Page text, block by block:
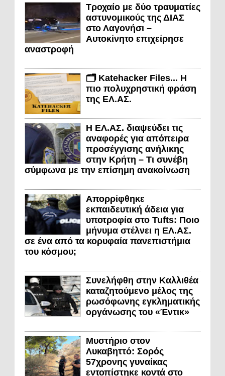
Τροχαίο με δύο τραυματίες
αστυνομικούς της ΔΙΑΣ
στο Λαγονήσι –
Αυτοκίνητο επιχείρησε
αναστροφή
🗂️ Katehacker Files... Η
πιο πολυχρηστική φράση
της ΕΛ.ΑΣ.
Η ΕΛ.ΑΣ. διαψεύδει τις
αναφορές για απόπειρα
προσέγγισης ανήλικης
στην Κρήτη – Τι συνέβη
σύμφωνα με την επίσημη ανακοίνωση
Απορρίφθηκε
εκπαιδευτική άδεια για
υποτροφία στο Tufts: Ποιο
μήνυμα στέλνει η ΕΛ.ΑΣ.
σε ένα από τα κορυφαία πανεπιστήμια
του κόσμου;
Συνελήφθη στην Καλλιθέα
καταζητούμενο μέλος της
ρωσόφωνης εγκληματικής
οργάνωσης του «Έντικ»
Μυστήριο στον
Λυκαβηττό: Σορός
57χρονης γυναίκας
εντοπίστηκε κοντά στο